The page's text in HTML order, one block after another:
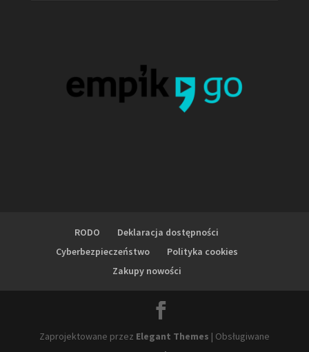
RODO
Deklaracja dostępności
Cyberbezpieczeństwo
Polityka cookies
Zakupy nowości
Zaprojektowane przez Elegant Themes | Obsługiwane